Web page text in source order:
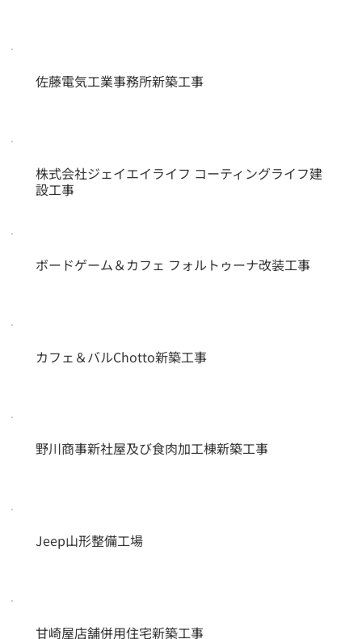
佐藤電気工業事務所新築工事
株式会社ジェイエイライフ コーティングライフ建
設工事
ボードゲーム＆カフェ フォルトゥーナ改装工事
カフェ＆バルChotto新築工事
野川商事新社屋及び食肉加工棟新築工事
Jeep山形整備工場
甘崎屋店舗併用住宅新築工事